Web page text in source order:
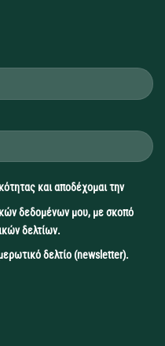
και αποδέχομαι την
δεδομένων μου, με σκοπό
δελτίων.
δελτίο (newsletter).